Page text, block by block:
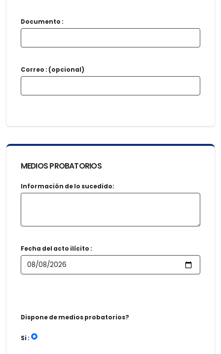
Documento :
Correo : (opcional)
MEDIOS PROBATORIOS
Información de lo sucedido:
Fecha del acto ilícito :
Dispone de medios probatorios?
Si :